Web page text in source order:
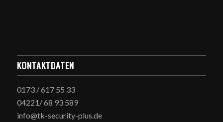
KONTAKTDATEN
0173 / 617 55 33
04221/ 68 93 589
info@tk-security-plus.de